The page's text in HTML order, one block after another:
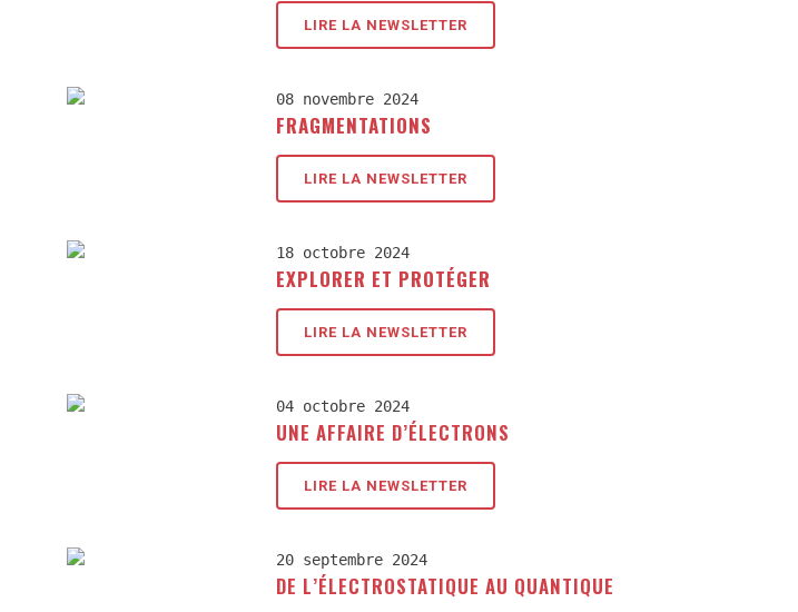
LIRE LA NEWSLETTER
08 novembre 2024
FRAGMENTATIONS
LIRE LA NEWSLETTER
18 octobre 2024
EXPLORER ET PROTÉGER
LIRE LA NEWSLETTER
04 octobre 2024
UNE AFFAIRE D’ÉLECTRONS
LIRE LA NEWSLETTER
20 septembre 2024
DE L’ÉLECTROSTATIQUE AU QUANTIQUE